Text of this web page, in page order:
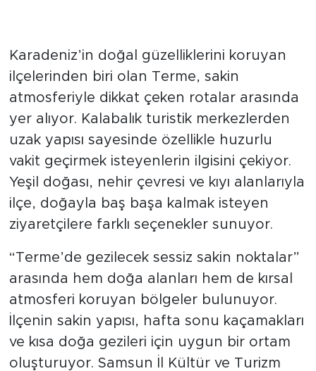
Karadeniz’in doğal güzelliklerini koruyan
ilçelerinden biri olan Terme, sakin
atmosferiyle dikkat çeken rotalar arasında
yer alıyor. Kalabalık turistik merkezlerden
uzak yapısı sayesinde özellikle huzurlu
vakit geçirmek isteyenlerin ilgisini çekiyor.
Yeşil doğası, nehir çevresi ve kıyı alanlarıyla
ilçe, doğayla baş başa kalmak isteyen
ziyaretçilere farklı seçenekler sunuyor.
“Terme’de gezilecek sessiz sakin noktalar”
arasında hem doğa alanları hem de kırsal
atmosferi koruyan bölgeler bulunuyor.
İlçenin sakin yapısı, hafta sonu kaçamakları
ve kısa doğa gezileri için uygun bir ortam
oluşturuyor. Samsun İl Kültür ve Turizm